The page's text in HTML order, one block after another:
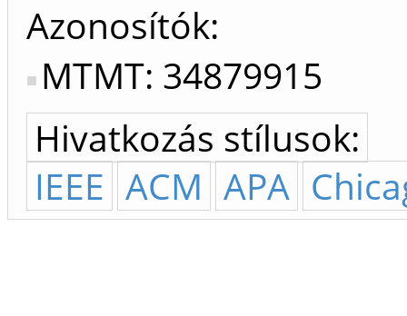
Azonosítók
MTMT: 34879915
Hivatkozás stílusok:
IEEE ACM APA